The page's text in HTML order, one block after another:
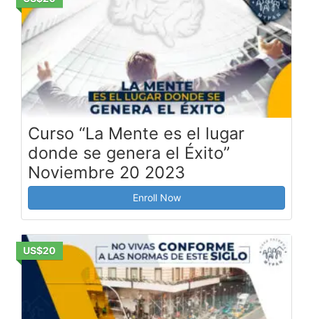
Curso “La Mente es el lugar
donde se genera el Éxito”
Noviembre 20 2023
Enroll Now
US$20